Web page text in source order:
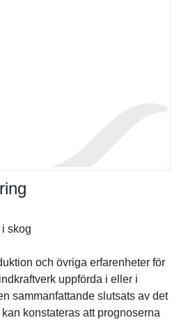
skog
och övriga erfarenhet­er för
uppförda i eller i
sammanfatt­ande slutsats av det
konstatera­s att prognosern­a